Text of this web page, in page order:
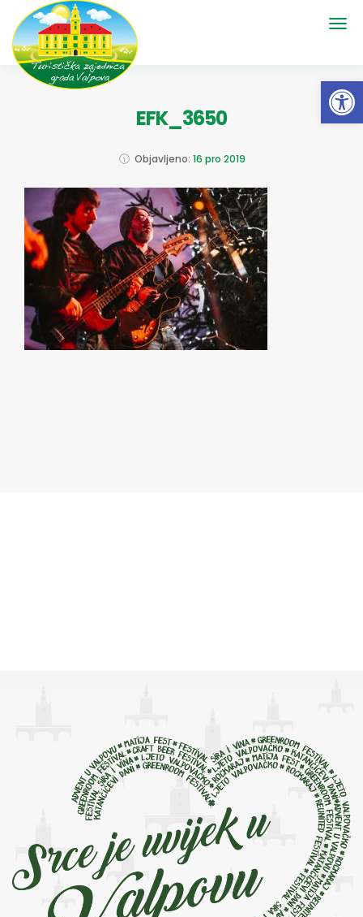
EFK_3650
Objavljeno: 16 pro 2019